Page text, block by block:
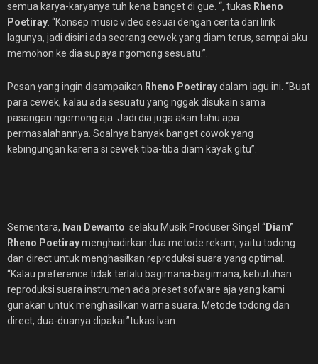
semua karya-karyanya tuh kena banget di gue. “, tukas Rheno
Poetiray . “Konsep music video sesuai dengan cerita dari lirik
lagunya, jadi disini ada seorang cewek yang diam terus, sampai aku
memohon ke dia supaya ngomong sesuatu.”.
Pesan yang ingin disampaikan Rheno Poetiraydalam lagu ini. “Buat
para cewek, kalau ada sesuatu yang nggak disukain sama
pasangan ngomong aja. Jadi dia juga akan tahu apa
permasalahannya. Soalnya banyak banget cowok yang
kebingungan karena si cewek tiba-tiba diam kayak gitu”.
Sementara, Ivan Dewanto selaku Musik Produser Singel “Diam”
Rheno Poetiraymenghadirkan dua metode rekam, yaitu todong
dan direct untuk menghasilkan reproduksi suara yang optimal.
“Kalau preference tidak terlalu bagimana-bagimana, kebutuhan
reproduksi suara instrumen ada preset sofware aja yang kami
gunakan untuk menghasilkan warna suara. Metode todong dan
direct, dua-duanya dipakai.”tukas Ivan.